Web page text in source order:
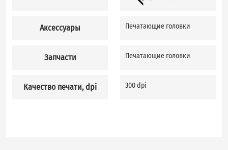
Аксессуары
Запчасти
Качество печати, dpi
Печатающие головки
Печатающие головки
300 dpi